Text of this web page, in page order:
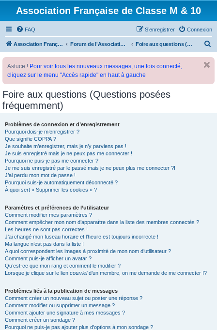
Association Française de Classe M & 10
FAQ Connexion
S’enregistrer
Association Française de Classe M Forum de l'Association Française de Classe M Foire aux questions (Questions posées fréquemment)
Astuce ! Pour voir tous les nouveaux messages, une fois connecté,
cliquez sur le menu "Accès rapide" en haut à gauche
Foire aux questions (Questions posées
fréquemment)
Problèmes de connexion et d’enregistrement
Pourquoi dois-je m’enregistrer ?
Que signifie COPPA ?
Je souhaite m’enregistrer, mais je n’y parviens pas !
Je suis enregistré mais je ne peux pas me connecter !
Pourquoi ne puis-je pas me connecter ?
Je me suis enregistré par le passé mais je ne peux plus me connecter ?!
J’ai perdu mon mot de passe !
Pourquoi suis-je automatiquement déconnecté ?
À quoi sert « Supprimer les cookies » ?
Paramètres et préférences de l’utilisateur
Comment modifier mes paramètres ?
Comment empêcher mon nom d’apparaître dans la liste des membres connectés ?
Les heures ne sont pas correctes !
J’ai changé mon fuseau horaire et l’heure est toujours incorrecte !
Ma langue n’est pas dans la liste !
A quoi correspondent les images à proximité de mon nom d’utilisateur ?
Comment puis-je afficher un avatar ?
Qu’est-ce que mon rang et comment le modifier ?
Lorsque je clique sur le lien courrield’un membre, on me demande de me connecter !?
Problèmes liés à la publication de messages
Comment créer un nouveau sujet ou poster une réponse ?
Comment modifier ou supprimer un message ?
Comment ajouter une signature à mes messages ?
Comment créer un sondage ?
Pourquoi ne puis-je pas ajouter plus d’options à mon sondage ?